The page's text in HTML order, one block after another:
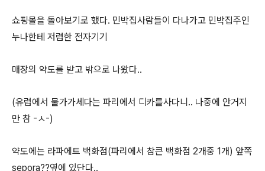
쇼핑몰을 돌아보기로 했다. 민박집사람들이 다나가고 민박집주인
누나한테 저렴한 전자기기
매장의 약도를 받고 밖으로 나왔다..
(유럽에서 물가가세다는 파리에서 디카를사다니.. 나중에 안거지
만 참 -ㅅ-)
약도에는 라파에트 백화점(파리에서 참큰 백화점 2개중 1개) 앞쪽
sepora??옆에 있단다..